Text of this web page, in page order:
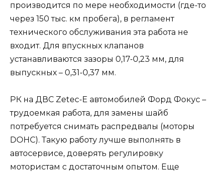
производится по мере необходимости (где-то
через 150 тыс. км пробега), в регламент
технического обслуживания эта работа не
входит. Для впускных клапанов
устанавливаются зазоры 0,17-0,23 мм, для
выпускных – 0,31-0,37 мм.
РК на ДВС Zetec-E автомобилей Форд Фокус –
трудоемкая работа, для замены шайб
потребуется снимать распредвалы (моторы
DOHC). Такую работу лучше выполнять в
автосервисе, доверять регулировку
мотористам с достаточным опытом. Еще